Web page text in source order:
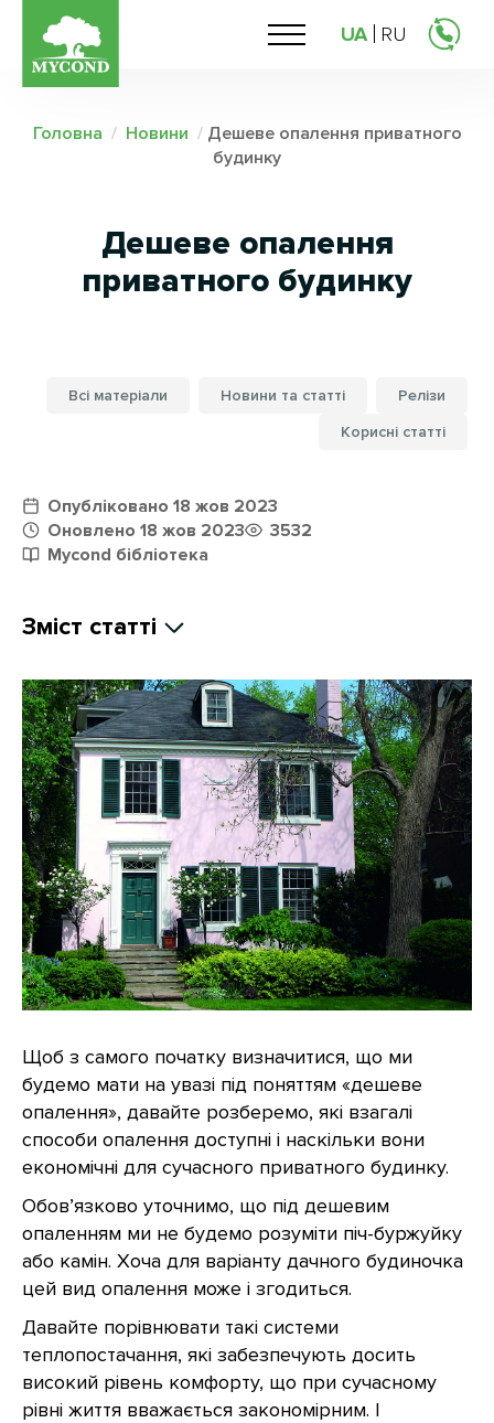
UA RU
Головна / Новини / Дешеве опалення приватного
будинку
Дешеве опалення
приватного будинку
Всі матеріали Новини та статті
Релізи
Корисні статті
Опубліковано 18 жов 2023
Оновлено 18 жов 2023
3532
Mycond бібліотека
Зміст статті
Щоб з самого початку визначитися, що ми
будемо мати на увазі під поняттям «дешеве
опалення», давайте розберемо, які взагалі
способи опалення доступні і наскільки вони
економічні для сучасного приватного будинку.
Обов’язково уточнимо, що під дешевим
опаленням ми не будемо розуміти піч-буржуйку
або камін. Хоча для варіанту дачного будиночка
цей вид опалення може і згодиться.
Давайте порівнювати такі системи
теплопостачання, які забезпечують досить
високий рівень комфорту, що при сучасному
рівні життя вважається закономірним. І